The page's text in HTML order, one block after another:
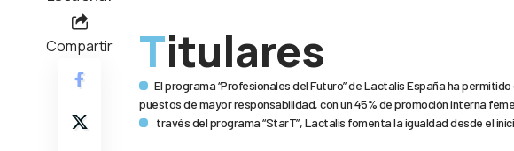
Compartir Titulares
El programa “Profesionales del Futuro” de Lactalis España ha
puestos de mayor responsabilidad, con un 45% de promoción interna
través del programa “StarT”, Lactalis fomenta la igualdad desde el